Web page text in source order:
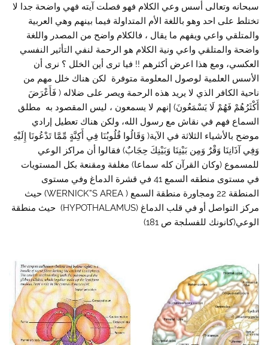
سبحانه وتعالى أسس وعي الكلام فهو فصلت آيته فهي واضحة جدا لا
تختلط على احد وهو باللغة الأم المتداولة فيما بينهم وهي العربية
والمتلقي واعي ويفهم ما يقال ، فالكلام واضح من المصدر واللغة
واضحة والمتلقي واعي ونية الكلام هو الرحمة لنفي التأثير النفسي
العكسي، ومع هذا اعرض أكثرهم !! فيا ترى أين الخلل ؟ نرى أن
الأسس العلمية لوصول المعلومة متوفرة لكن هناك خلل مهم من
ناحية الكافر الذي لا يريد هذه الرحمة ويصر على ضلاله ( فَأَعْرَضَ
أَكْثَرُهُمْ فَهُمْ لَا يَسْمَعُونَ) إنهم لا يسمعون ، ليس المقصود به مطلق
السماع فهم في نقاش مع رسول الله، ولكن هناك تعطيل إرادي
موضح بالأشياء الثلاثة في الآية( وَقَالُوا قُلُوبُنَا فِي أَكِنَّةٍ مِّمَّا تَدْعُونَا إِلَيْهِ
وَفِي آذَانِنَا وَقْرٌ وَمِن بَيْنِنَا وَبَيْنِكَ حِجَابٌ) فقالوا أن مراكز الوعي
للمسموع (وكان القرآن كله سماعا) مغلفة ومقنعة بكل المستويات
في مستوى منطقه السمع 41 في قشرة الدماغ وفي مستوى
المنطقة 22 ومجاورة منطقة السمع ( WERNICK”S AREA) حيث
مركز التواصل أو في قلب الدماغ (HYPOTHALAMUS) حيث منطقة
الوعي(كانونك للفسلجة ص 181)